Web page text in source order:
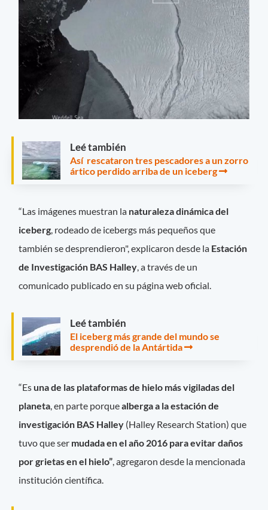
Leé también
Así rescataron tres pescadores a un zorro
ártico perdido arriba de un iceberg
“Las imágenes muestran la naturaleza dinámica del
iceberg, rodeado de icebergs más pequeños que
también se desprendieron", explicaron desde la Estación
de Investigación BAS Halley, a través de un
comunicado publicado en su página web oficial.
Leé también
El iceberg más grande del mundo se
desprendió de la Antártida
“Es una de las plataformas de hielo más vigiladas del
planeta, en parte porquealberga a la estación de
investigación BAS Halley (Halley Research Station) que
tuvo que ser mudada en el año 2016 para evitar daños
por grietas en el hielo”, agregaron desde la mencionada
institución científica.